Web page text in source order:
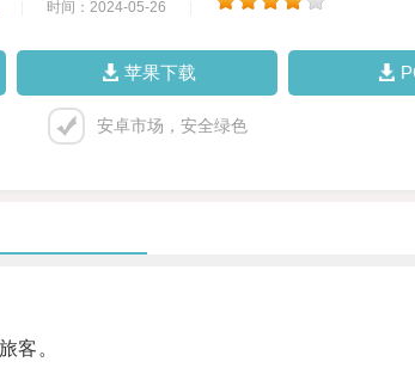
时间：2024-05-26
苹果下载
安卓市场，安全绿色
客。